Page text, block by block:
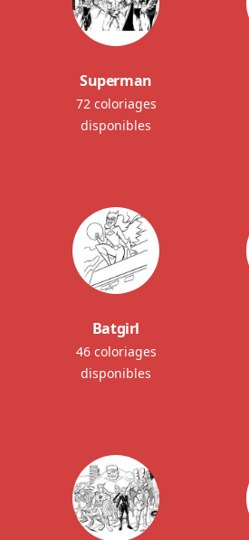
Superman
72 coloriages
disponibles
Batgirl
46 coloriages
disponibles